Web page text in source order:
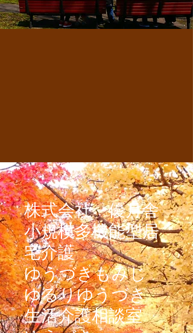
株式会社 優月舎
小規模多機能型居
宅介護
ゆうづきもみじ
ゆるりゆうづき
​生活介護相談室